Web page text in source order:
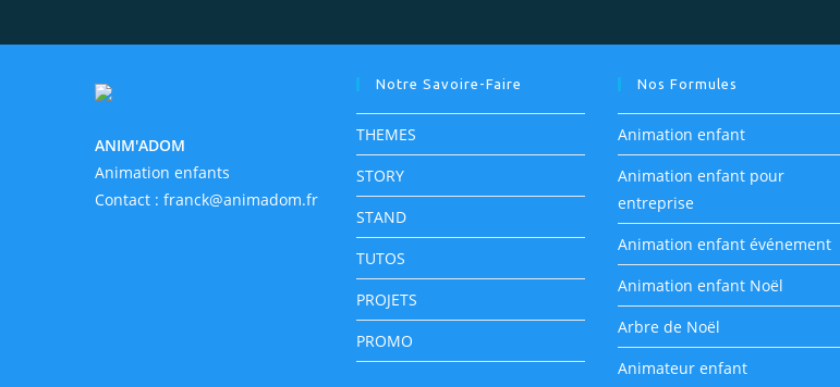
ANIM'ADOM
Animation enfants
Contact : franck@animadom.fr
Notre Savoire-Faire
THEMES
STORY
STAND
TUTOS
PROJETS
PROMO
Nos Formules
Animation enfant
Animation enfant pour
entreprise
Animation enfant événement
Animation enfant Noël
Arbre de Noël
Animateur enfant